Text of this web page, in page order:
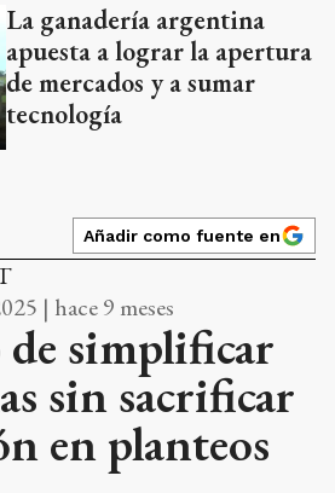
La ganadería argentina
apuesta a lograr la apertura
de mercados y a sumar
tecnología
Añadir como fuente en
| hace 9 meses
de simplificar
sin sacrificar
en planteos